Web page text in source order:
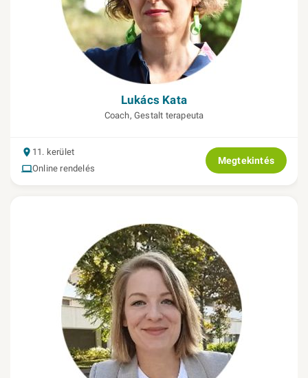
Lukács Kata
Coach, Gestalt terapeuta
11. kerület
Online rendelés
Megtekintés